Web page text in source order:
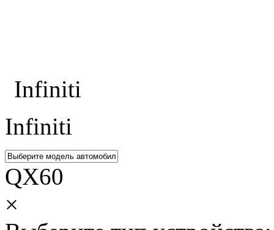
Infiniti
Infiniti
QX60
×